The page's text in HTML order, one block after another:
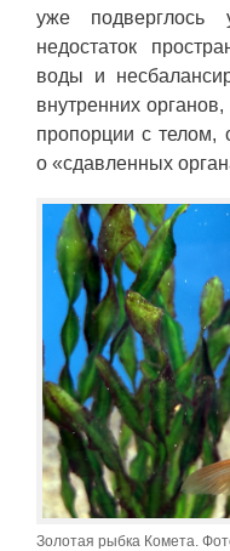
уже
недостаток
воды и
внутренних
пропорции с телом,
о «сдавленных
Золотая рыбка Комета.